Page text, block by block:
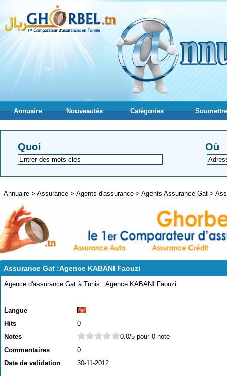
Annuaire Nouveautés Catégories
Quoi Où
Annuaire > Assurance > Agents d'assurance > Agents Assurance Gat >
Assurance Gat :Agence KABANI Faouzi
Agence d'assurance Gat à Tunis : Agence KABANI Faouzi
Langue
Hits
0
Notes
0.0/5 pour 0 note
Commentaires
0
Date de validation
30-11-2012